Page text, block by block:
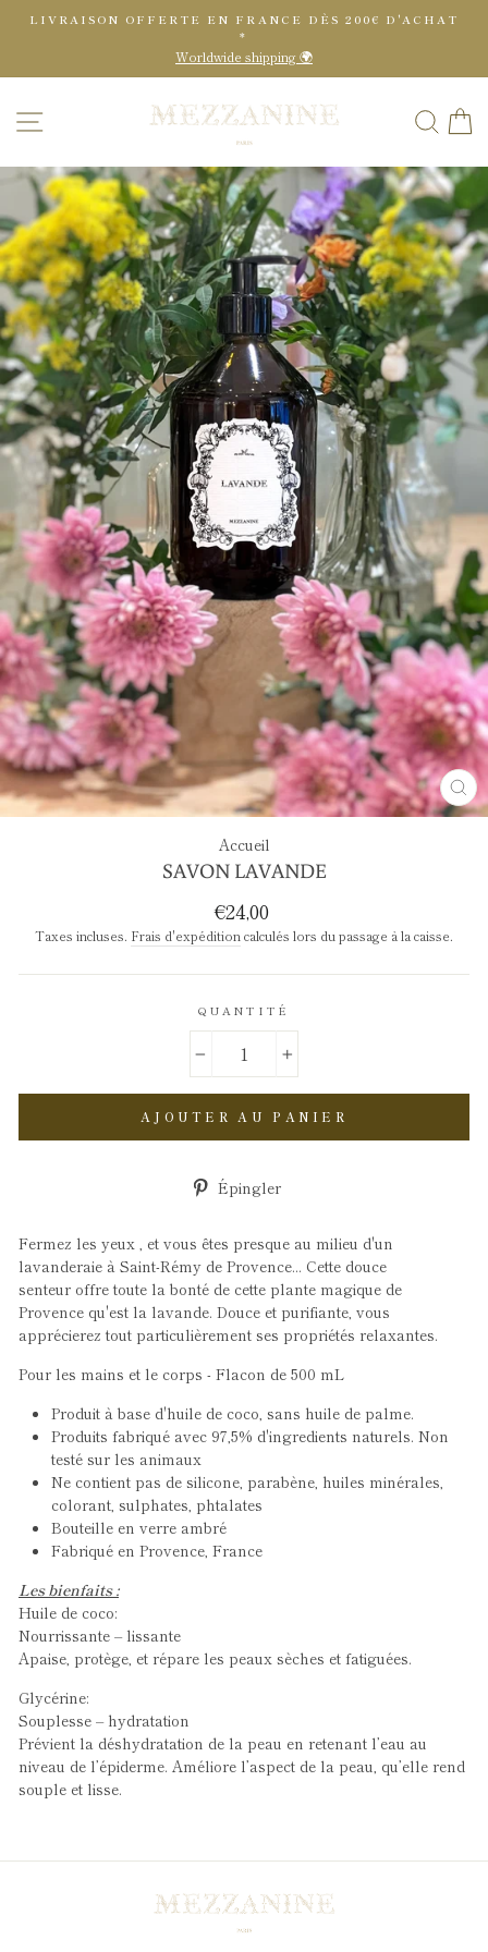
PasserLIVRAISON OFFERTE EN FRANCE DÈS 200€ D'ACHAT
*
Worldwide shipping 🌍
NAVIGATION
Accueil
SAVON LAVANDE
Prix
régulier
€24,00
Taxes incluses. Frais d'expéditioncalculés lors du passage à la caisse.
QUANTITÉ
+
AJOUTER AU PANIER
Épingler
Fermez les yeux , et vous êtes presque au milieu d'un
lavanderaie à Saint-Rémy de Provence... Cette douce
senteur offre toute la bonté de cette plante magique de
Provence qu'est la lavande. Douce et purifiante, vous
apprécierez tout particulièrement ses propriétés relaxantes.
Pour les mains et le corps - Flacon de 500 mL
Produit à base d'huile de coco, sans huile de palme.
Produits fabriqué avec 97,5% d'ingredients naturels. Non
testé sur les animaux
Ne contient pas de silicone, parabène, huiles minérales,
colorant, sulphates, phtalates
Bouteille en verre ambré
Fabriqué en Provence, France
Les bienfaits :
Huile de coco:
Nourrissante – lissante
Apaise, protège, et répare les peaux sèches et fatiguées.
Glycérine:
Souplesse – hydratation
Prévient la déshydratation de la peau en retenant l’eau au
niveau de l’épiderme. Améliore l’aspect de la peau, qu’elle rend
souple et lisse.